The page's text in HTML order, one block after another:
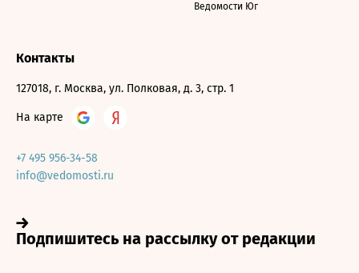
Ведомости Юг
Контакты
127018, г. Москва, ул. Полковая, д. 3, стр. 1
На карте
+7 495 956-34-58
info@vedomosti.ru